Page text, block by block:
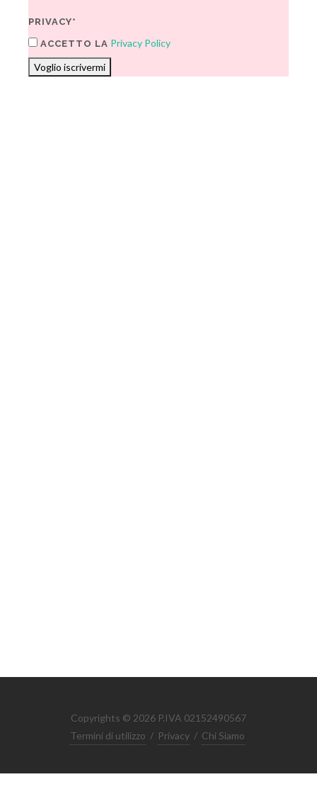
PRIVACY*
ACCETTO LA Privacy Policy
Voglio iscrivermi
Copyrights © 2026 P.IVA 02152490567
Termini di utilizzo / Privacy / Chi Siamo